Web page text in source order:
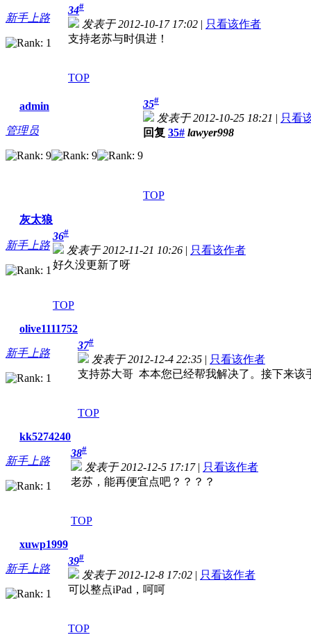
新手上路
34#
发表于 2012-10-17 17:02 | 只看该作者
支持老苏与时俱进！
TOP
admin
管理员
35#
发表于 2012-10-25 18:21 | 只看
回复 35# lawyer998
TOP
灰太狼
新手上路
36#
发表于 2012-11-21 10:26 | 只看该作者
好久没更新了呀
TOP
olive1111752
新手上路
37#
发表于 2012-12-4 22:35 | 只看该作者
支持苏大哥 本本您已经帮我解决了。接下来该
TOP
kk5274240
新手上路
38#
发表于 2012-12-5 17:17| 只看该作者
老苏，能再便宜点吧？？？？
TOP
xuwp1999
新手上路
39#
发表于 2012-12-8 17:02 | 只看该作者
可以整点iPad，呵呵
TOP